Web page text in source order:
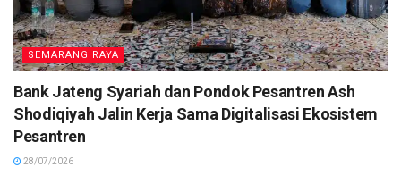
SEMARANG RAYA
Bank Jateng Syariah dan Pondok Pesantren Ash
Shodiqiyah Jalin Kerja Sama Digitalisasi Ekosistem
Pesantren
28/07/2026